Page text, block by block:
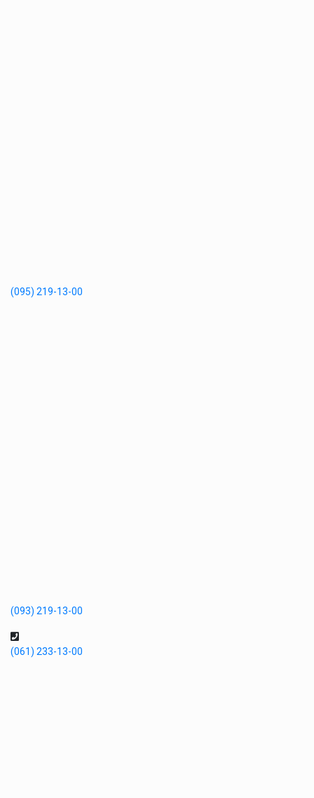
(095) 219-13-00
(093) 219-13-00
(061) 233-13-00